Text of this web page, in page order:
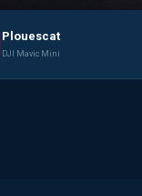
Plouescat
DJI Mavic Mini